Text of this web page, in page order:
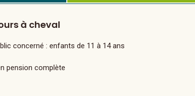
à cheval
concerné : enfants de 11 à 14 ans
pension complète